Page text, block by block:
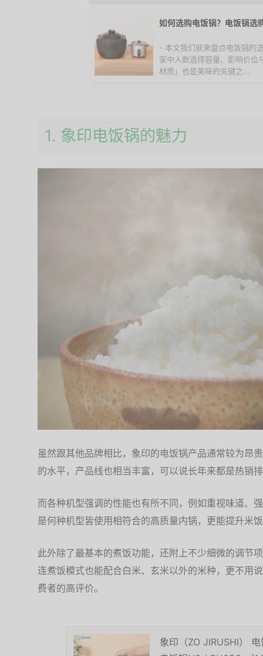
如何选购电饭锅？电饭锅选
- 本文我们就来盘点电饭锅的
家中人数选择容量、影响价位
材质」也是美味的关键之...
1. 象印电饭锅的魅力
虽然跟其他品牌相比，象印的电饭锅产品通常较为昂
的水平，产品线也相当丰富，可以说长年来都是热销
而各种机型强调的性能也有所不同，例如重视味道、
是何种机型皆使用相符合的高质量内锅，更能提升米
此外除了最基本的煮饭功能，还附上不少细微的调节
连煮饭模式也能配合白米、玄米以外的米种，更不用
费者的高评价。
象印（ZO JIRUSHI）